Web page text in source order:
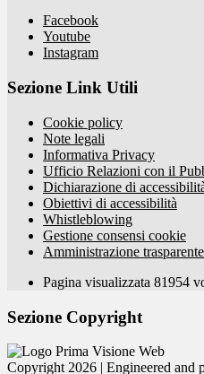
Facebook
Youtube
Instagram
Sezione Link Utili
Cookie policy
Note legali
Informativa Privacy
Ufficio Relazioni con il
Dichiarazione di
Obiettivi di accessibilità
Whistleblowing
Gestione consensi cookie
Amministrazione trasparente
Pagina visualizzata 81954
Sezione Copyright
Copyright 2026 | Engineered and